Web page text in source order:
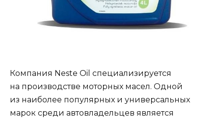
Компания Neste Oil специализируется
на производстве моторных масел. Одной
из наиболее популярных и универсальных
марок среди автовладельцев является